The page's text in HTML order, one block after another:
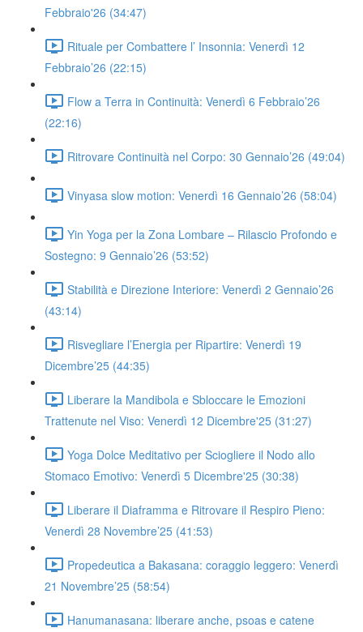
Febbraio'26 (34:47)
Rituale per Combattere l’ Insonnia: Venerdì 12
Febbraio’26 (22:15)
Flow a Terra in Continuità: Venerdì 6 Febbraio’26
(22:16)
Ritrovare Continuità nel Corpo: 30 Gennaio’26 (49:04)
Vinyasa slow motion: Venerdì 16 Gennaio’26 (58:04)
Yin Yoga per la Zona Lombare – Rilascio Profondo e
Sostegno: 9 Gennaio’26 (53:52)
Stabilità e Direzione Interiore: Venerdì 2 Gennaio’26
(43:14)
Risvegliare l’Energia per Ripartire: Venerdì 19
Dicembre’25 (44:35)
Liberare la Mandibola e Sbloccare le Emozioni
Trattenute nel Viso: Venerdì 12 Dicembre'25 (31:27)
Yoga Dolce Meditativo per Sciogliere il Nodo allo
Stomaco Emotivo: Venerdì 5 Dicembre'25 (30:38)
Liberare il Diaframma e Ritrovare il Respiro Pieno:
Venerdì 28 Novembre’25 (41:53)
Propedeutica a Bakasana: coraggio leggero: Venerdì
21 Novembre’25 (58:54)
Hanumanasana: liberare anche, psoas e catene